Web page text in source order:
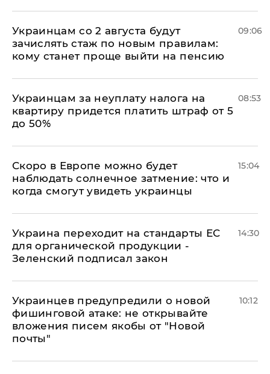
Украинцам со 2 августа будут
зачислять стаж по новым правилам:
кому станет проще выйти на пенсию
09:06
Украинцам за неуплату налога на
квартиру придется платить штраф от 5
до 50%
08:53
Скоро в Европе можно будет
наблюдать солнечное затмение: что и
когда смогут увидеть украинцы
15:04
Украина переходит на стандарты ЕС
для органической продукции -
Зеленский подписал закон
14:30
Украинцев предупредили о новой
фишинговой атаке: не открывайте
вложения писем якобы от "Новой
почты"
10:12